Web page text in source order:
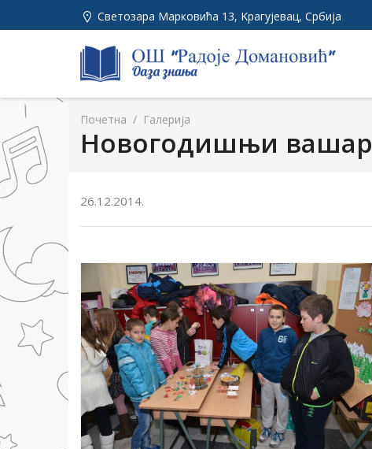
Светозара Марковића 13, Kрагујевац, Србија
Почетна / Галерија
Новогодишњи вашар
26.12.2014.